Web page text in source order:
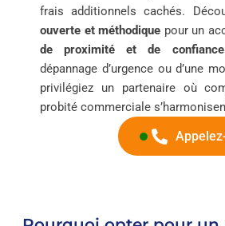
frais additionnels cachés.
ouverte et méthodique pour un
de proximité et de confiance
dépannage d’urgence ou d’une
privilégiez un partenaire où
probité commerciale